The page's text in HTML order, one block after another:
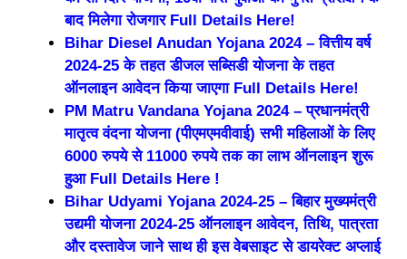
बाद मिलेगा रोजगार Full Details Here!
Bihar Diesel Anudan Yojana 2024 – वित्तीय वर्ष
2024-25 के तहत डीजल सब्सिडी योजना के तहत
ऑनलाइन आवेदन किया जाएगा Full Details Here!
PM Matru Vandana Yojana 2024 – प्रधानमंत्री
मातृत्व वंदना योजना (पीएमएमवीवाई) सभी महिलाओं के लिए
6000 रुपये से 11000 रुपये तक का लाभ ऑनलाइन शुरू
हुआ Full Details Here !
Bihar Udyami Yojana 2024-25 – बिहार मुख्यमंत्री
उद्यमी योजना 2024-25 ऑनलाइन आवेदन, तिथि, पात्रता
और दस्तावेज जाने साथ ही इस वेबसाइट से डायरेक्ट अप्लाई